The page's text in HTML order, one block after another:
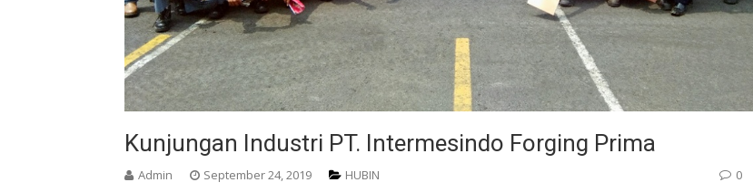
Kunjungan Industri PT. Intermesindo Forging Prima
Admin September 24, 2019 HUBIN 0